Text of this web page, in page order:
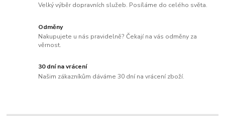
Velký výběr dopravních služeb. Posíláme do celého světa.
Odměny
Nakupujete u nás pravidelně? Čekají na vás odměny za
věrnost.
30 dní na vrácení
Našim zákazníkům dáváme 30 dní na vrácení zboží.